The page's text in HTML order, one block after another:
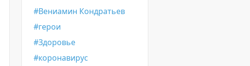
Вениамин Кондратьев
герои
Здоровье
коронавирус